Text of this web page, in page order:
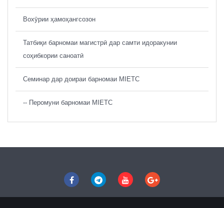
Вохӯрии ҳамоҳангсозон
Татбиқи барномаи магистрӣ дар самти идоракунии
соҳибкории саноатӣ
Семинар дар доираи барномаи MIETC
-- Перомуни барномаи MIETC